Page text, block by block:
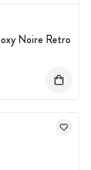
Noire Retro